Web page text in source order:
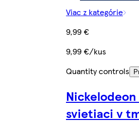
Viac z kategórie
9,99 €
9,99 €/kus
Quantity controls
Nickelodeon
svietiaci v